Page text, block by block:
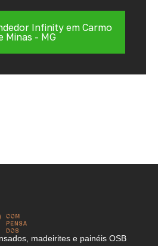
Infinity em Carmo
Minas - MG
madeirites e painéis OSB